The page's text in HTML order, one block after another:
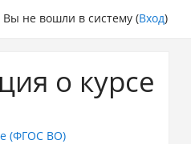
Вы не вошли в систему (Вход)
о курсе
(ФГОС ВО)